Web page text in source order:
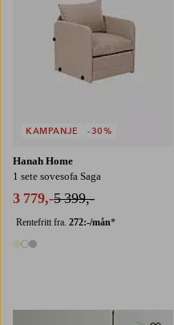
Hanah Home
1 sete sovesofa Saga
3 779,-5 399,-
Rentefritt fra. 272:-/mån*
3 farger
KAMPANJE -30%